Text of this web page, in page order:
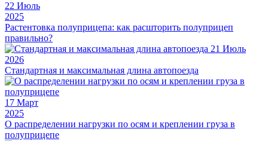
22 Июль
2025
Растентовка полуприцепа: как расшторить полуприцеп
правильно?
21 Июль
2026
Стандартная и максимальная длина автопоезда
17 Март
2025
О распределении нагрузки по осям и креплении груза в
полуприцепе